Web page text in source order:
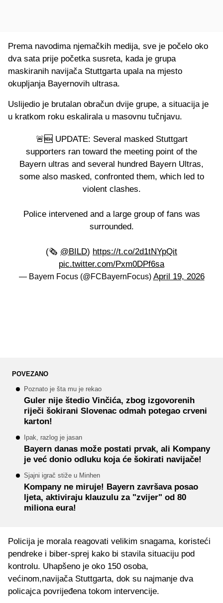
Prema navodima njemačkih medija, sve je počelo oko
dva sata prije početka susreta, kada je grupa
maskiranih navijača Stuttgarta upala na mjesto
okupljanja Bayernovih ultrasa.
Uslijedio je brutalan obračun dvije grupe, a situacija je
u kratkom roku eskalirala u masovnu tučnjavu.
🚨🆕 UPDATE: Several masked Stuttgart
supporters ran toward the meeting point of the
Bayern ultras and several hundred Bayern Ultras,
some also masked, confronted them, which led to
violent clashes.
Police intervened and a large group of fans was
surrounded.
(🗞️ @BILD) https://t.co/2d1tNYpQit
pic.twitter.com/Pxm0DPf6sa
— Bayern Focus (@FCBayernFocus) April 19, 2026
POVEZANO
Poznato je šta mu je rekao
Guler nije štedio Vinčića, zbog izgovorenih
riječi šokirani Slovenac odmah potegao crveni
karton!
Ipak, razlog je jasan
Bayern danas može postati prvak, ali Kompany
je već donio odluku koja će šokirati navijače!
Sjajni igrač stiže u Minhen
Kompany ne miruje! Bayern završava posao
ljeta, aktiviraju klauzulu za "zvijer" od 80
miliona eura!
Policija je morala reagovati velikim snagama, koristeći
pendreke i biber-sprej kako bi stavila situaciju pod
kontrolu. Uhapšeno je oko 150 osoba,
većinom,navijača Stuttgarta, dok su najmanje dva
policajca povrijeđena tokom intervencije.